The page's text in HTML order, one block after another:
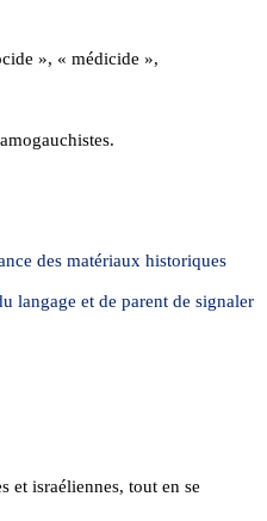
», « médicide »,
.
des matériaux historiques
langage et de parent de signaler
et israéliennes, tout en se